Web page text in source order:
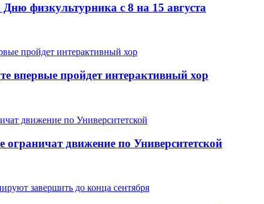
физкультурника с 8 на 15 августа
впервые пройдет интерактивный хор
движение по Университетской